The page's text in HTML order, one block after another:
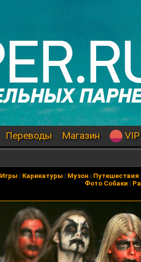
Переводы Магазин VIP
Игры | Карикатуры | Музон | Путешествия
Фото Собаки |